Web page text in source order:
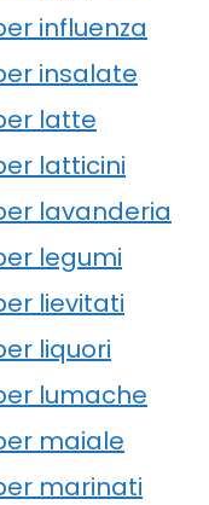
influenza
insalate
latte
latticini
lavanderia
legumi
lievitati
liquori
lumache
maiale
marinati